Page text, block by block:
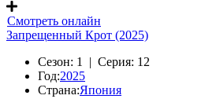
Смотреть онлайн
Запрещенный Крот (2025)
Сезон: 1 | Серия: 12
Год:2025
Страна:Япония